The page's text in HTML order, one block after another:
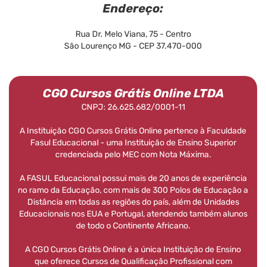
Endereço:
Rua Dr. Melo Viana, 75 - Centro
São Lourenço MG - CEP 37.470-000
CGO Cursos Grátis Online LTDA
CNPJ: 26.625.682/0001-11
A Instituição CGO Cursos Grátis Online pertence à Faculdade
Fasul Educacional - uma Instituição de Ensino Superior
credenciada pelo MEC com Nota Máxima.
A FASUL Educacional possui mais de 20 anos de experiência
no ramo da Educação, com mais de 300 Polos de Educação a
Distância em todas as regiões do país, além de Unidades
Educacionais nos EUA e Portugal, atendendo também alunos
de todo o Continente Africano.
A CGO Cursos Grátis Online é a única Instituição de Ensino
que oferece Cursos de Qualificação Profissional com